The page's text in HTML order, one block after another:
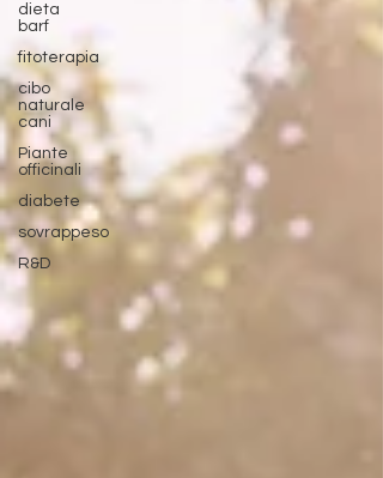
dieta
barf
fitoterapia
cibo
naturale
cani
Piante
officinali
diabete
sovrappeso
R&D